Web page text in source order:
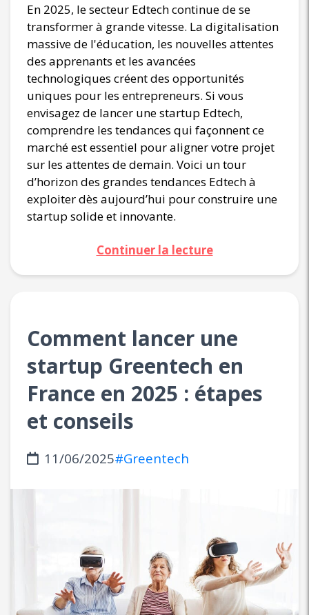
En 2025, le secteur Edtech continue de se
transformer à grande vitesse. La digitalisation
massive de l'éducation, les nouvelles attentes
des apprenants et les avancées
technologiques créent des opportunités
uniques pour les entrepreneurs. Si vous
envisagez de lancer une startup Edtech,
comprendre les tendances qui façonnent ce
marché est essentiel pour aligner votre projet
sur les attentes de demain. Voici un tour
d’horizon des grandes tendances Edtech à
exploiter dès aujourd’hui pour construire une
startup solide et innovante.
Continuer la lecture
Comment lancer une
startup Greentech en
France en 2025 : étapes
et conseils
11/06/2025#Greentech